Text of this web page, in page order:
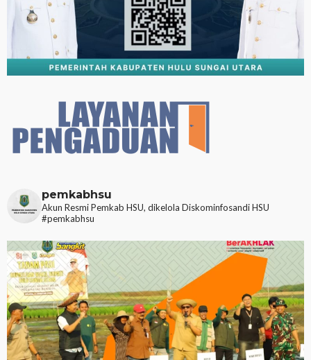
pemkabhsu
Akun Resmi Pemkab HSU, dikelola Diskominfosandi HSU
#pemkabhsu